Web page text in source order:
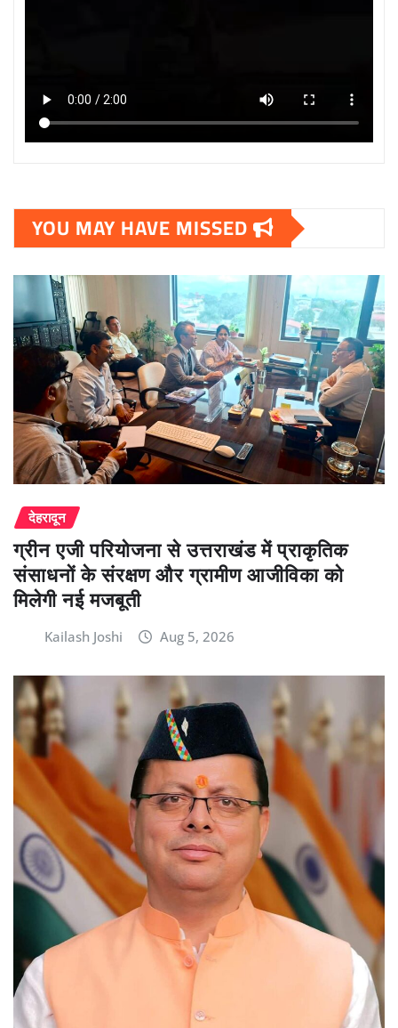
YOU MAY HAVE MISSED
देहरादून
ग्रीन एजी परियोजना से उत्तराखंड में प्राकृतिक
संसाधनों के संरक्षण और ग्रामीण आजीविका को
मिलेगी नई मजबूती
Kailash Joshi Aug 5, 2026